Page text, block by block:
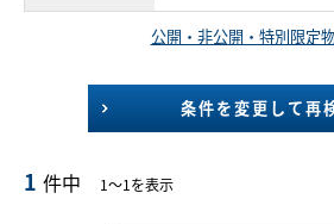
公開・非公開・特別限定
条件を変更して再
1 件中 1～1を表示